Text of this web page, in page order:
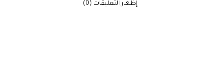
‫إظهار التعليقات (0)